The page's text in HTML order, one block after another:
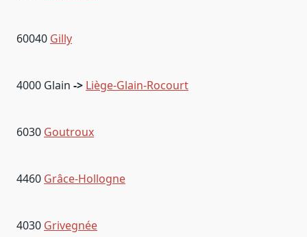
60040 Gilly
4000 Glain -> Liège-Glain-Rocourt
6030 Goutroux
4460 Grâce-Hollogne
4030 Grivegnée